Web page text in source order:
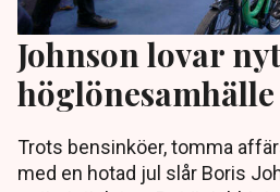
Johnson lovar
höglönesamhälle
Trots bensinköer, tomma
med en hotad jul slår Boris